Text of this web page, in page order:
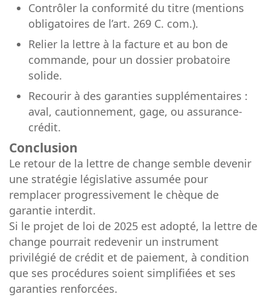
Contrôler la conformité du titre (mentions
obligatoires de l’art. 269 C. com.).
Relier la lettre à la facture et au bon de
commande, pour un dossier probatoire
solide.
Recourir à des garanties supplémentaires :
aval, cautionnement, gage, ou assurance-
crédit.
Conclusion
Le retour de la lettre de change semble devenir
une stratégie législative assumée pour
remplacer progressivement le chèque de
garantie interdit.
Si le projet de loi de 2025 est adopté, la lettre de
change pourrait redevenir un instrument
privilégié de crédit et de paiement, à condition
que ses procédures soient simplifiées et ses
garanties renforcées.